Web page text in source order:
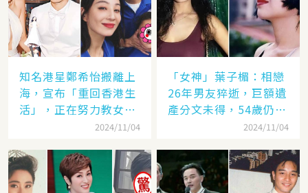
知名港星鄭希怡搬離上
海，宣布「重回香港生
活」，正在努力教女兒
2024/11/04
「女神」葉子楣：相戀
26年男友猝逝，巨額遺
產分文未得，54歲仍單
2024/11/04